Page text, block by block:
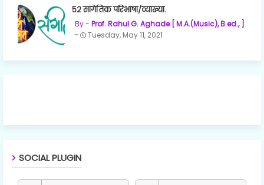
५२ सांगेतिक परिभाषा/व्याख्या.
Prof. Rahul G. Aghade [ M.A.(Music), B.ed., ]
Tuesday, May 11, 2021
SOCIAL PLUGIN